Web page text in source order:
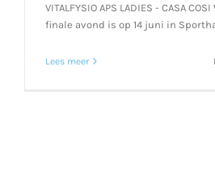
VITALFYSIO APS LADIES - CASA
finale avond is op 14 juni in
Lees meer